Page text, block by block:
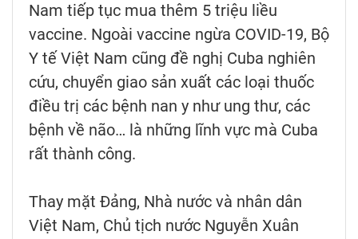
Nam tiếp tục mua thêm 5 triệu liều
vaccine. Ngoài vaccine ngừa COVID-19, Bộ
Y tế Việt Nam cũng đề nghị Cuba nghiên
cứu, chuyển giao sản xuất các loại thuốc
điều trị các bệnh nan y như ung thư, các
bệnh về não… là những lĩnh vực mà Cuba
rất thành công.
Thay mặt Đảng, Nhà nước và nhân dân
Việt Nam, Chủ tịch nước Nguyễn Xuân